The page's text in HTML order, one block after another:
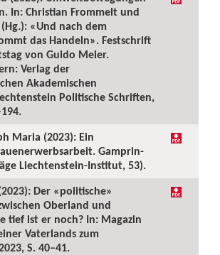
In: Christian Frommelt und
«Und nach dem
das Handeln». Festschrift
von Guido Meier.
Verlag der
Akademischen
Politische Schriften,
Maria (2023): Ein
Gamprin-
Liechtenstein-Institut, 53).
Der «politische»
Oberland und
tief ist er noch? In: Magazin
Vaterlands zum
S. 40–41.